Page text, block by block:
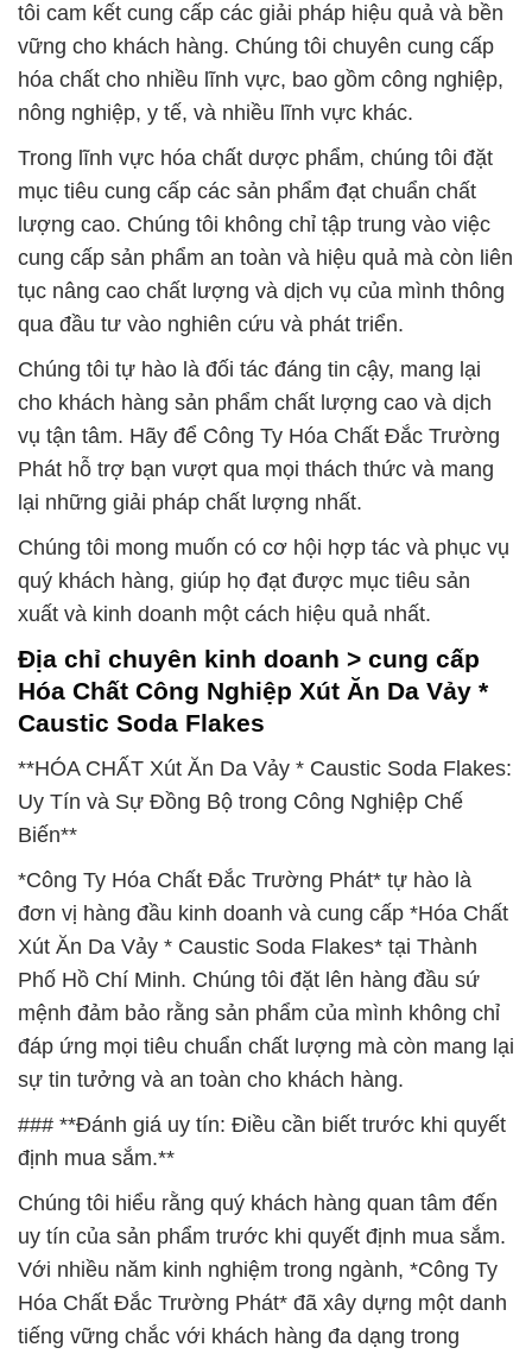
tôi cam kết cung cấp các giải pháp hiệu quả và bền
vững cho khách hàng. Chúng tôi chuyên cung cấp
hóa chất cho nhiều lĩnh vực, bao gồm công nghiệp,
nông nghiệp, y tế, và nhiều lĩnh vực khác.
Trong lĩnh vực hóa chất dược phẩm, chúng tôi đặt
mục tiêu cung cấp các sản phẩm đạt chuẩn chất
lượng cao. Chúng tôi không chỉ tập trung vào việc
cung cấp sản phẩm an toàn và hiệu quả mà còn liên
tục nâng cao chất lượng và dịch vụ của mình thông
qua đầu tư vào nghiên cứu và phát triển.
Chúng tôi tự hào là đối tác đáng tin cậy, mang lại
cho khách hàng sản phẩm chất lượng cao và dịch
vụ tận tâm. Hãy để Công Ty Hóa Chất Đắc Trường
Phát hỗ trợ bạn vượt qua mọi thách thức và mang
lại những giải pháp chất lượng nhất.
Chúng tôi mong muốn có cơ hội hợp tác và phục vụ
quý khách hàng, giúp họ đạt được mục tiêu sản
xuất và kinh doanh một cách hiệu quả nhất.
Địa chỉ chuyên kinh doanh > cung cấp
Hóa Chất Công Nghiệp Xút Ăn Da Vảy *
Caustic Soda Flakes
**HÓA CHẤT Xút Ăn Da Vảy * Caustic Soda Flakes:
Uy Tín và Sự Đồng Bộ trong Công Nghiệp Chế
Biến**
*Công Ty Hóa Chất Đắc Trường Phát* tự hào là
đơn vị hàng đầu kinh doanh và cung cấp *Hóa Chất
Xút Ăn Da Vảy * Caustic Soda Flakes* tại Thành
Phố Hồ Chí Minh. Chúng tôi đặt lên hàng đầu sứ
mệnh đảm bảo rằng sản phẩm của mình không chỉ
đáp ứng mọi tiêu chuẩn chất lượng mà còn mang lại
sự tin tưởng và an toàn cho khách hàng.
### **Đánh giá uy tín: Điều cần biết trước khi quyết
định mua sắm.**
Chúng tôi hiểu rằng quý khách hàng quan tâm đến
uy tín của sản phẩm trước khi quyết định mua sắm.
Với nhiều năm kinh nghiệm trong ngành, *Công Ty
Hóa Chất Đắc Trường Phát* đã xây dựng một danh
tiếng vững chắc với khách hàng đa dạng trong